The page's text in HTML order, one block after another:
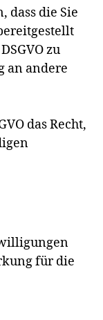
dass die Sie
zu
an andere
das Recht,
für die